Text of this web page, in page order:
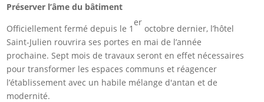
Préserver l’âme du bâtiment
Officiellement fermé depuis le 1
er
octobre dernier, l’hôtel
Saint-Julien rouvrira ses portes en mai de l’année
prochaine. Sept mois de travaux seront en effet nécessaires
pour transformer les espaces communs et réagencer
l’établissement avec un habile mélange d'antan et de
modernité.